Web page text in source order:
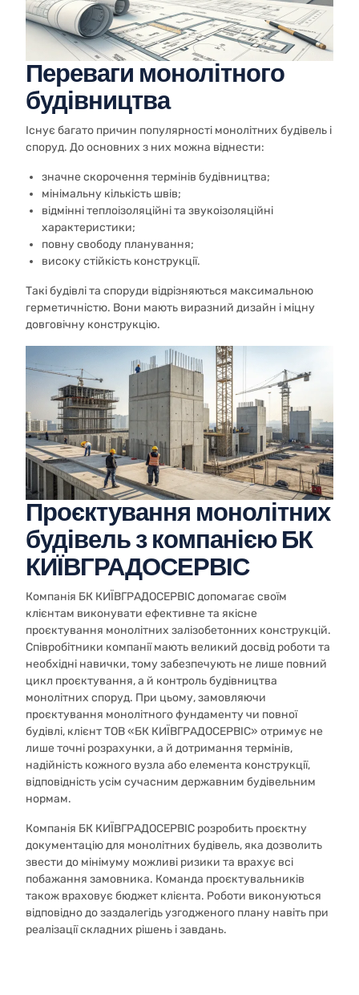
Переваги монолітного
будівництва
Існує багато причин популярності монолітних будівель і
споруд. До основних з них можна віднести:
значне скорочення термінів будівництва;
мінімальну кількість швів;
відмінні теплоізоляційні та звукоізоляційні
характеристики;
повну свободу планування;
високу стійкість конструкції.
Такі будівлі та споруди відрізняються максимальною
герметичністю. Вони мають виразний дизайн і міцну
довговічну конструкцію.
Проєктування монолітних
будівель з компанією БК
КИЇВГРАДОСЕРВІС
Компанія БК КИЇВГРАДОСЕРВІС допомагає своїм
клієнтам виконувати ефективне та якісне
проєктування монолітних залізобетонних конструкцій.
Співробітники компанії мають великий досвід роботи та
необхідні навички, тому забезпечують не лише повний
цикл проєктування, а й контроль будівництва
монолітних споруд. При цьому, замовляючи
проєктування монолітного фундаменту чи повної
будівлі, клієнт ТОВ «БК КИЇВГРАДОСЕРВІС» отримує не
лише точні розрахунки, а й дотримання термінів,
надійність кожного вузла або елемента конструкції,
відповідність усім сучасним державним будівельним
нормам.
Компанія БК КИЇВГРАДОСЕРВІС розробить проєктну
документацію для монолітних будівель, яка дозволить
звести до мінімуму можливі ризики та врахує всі
побажання замовника. Команда проєктувальників
також враховує бюджет клієнта. Роботи виконуються
відповідно до заздалегідь узгодженого плану навіть при
реалізації складних рішень і завдань.